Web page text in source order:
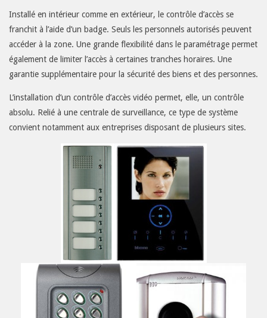
Sonorisation
Appel
malade
d’accès
Interphonie
Installé en intérieur comme en extérieur, le contrôle d’accès se
franchit à l’aide d’un badge. Seuls les personnels autorisés peuvent
accéder à la zone. Une grande flexibilité dans le paramétrage permet
également de limiter l’accès à certaines tranches horaires. Une
garantie supplémentaire pour la sécurité des biens et des personnes.
L’installation d’un contrôle d’accès vidéo permet, elle, un contrôle
absolu. Relié à une centrale de surveillance, ce type de système
convient notamment aux entreprises disposant de plusieurs sites.